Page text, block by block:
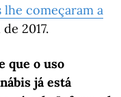
lhe começaram a
2017.
que o uso
já está